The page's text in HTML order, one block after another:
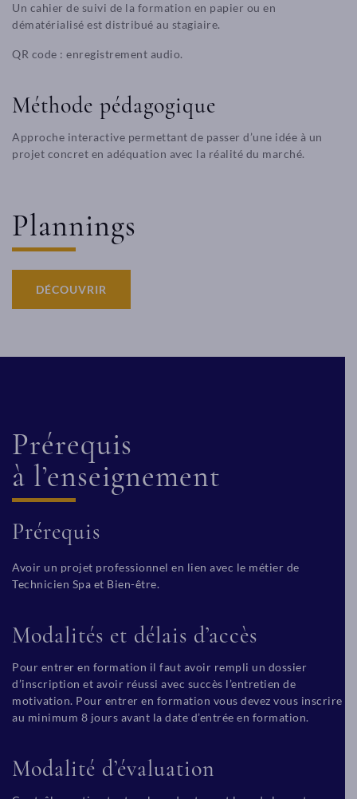
Un cahier de suivi de la formation en papier ou en
dématérialisé est distribué au stagiaire.
QR code : enregistrement audio.
Méthode pédagogique
Approche interactive permettant de passer d’une idée à un
projet concret en adéquation avec la réalité du marché.
Plannings
DÉCOUVRIR
Prérequis
à l’enseignement
Prérequis
Avoir un projet professionnel en lien avec le métier de
Technicien Spa et Bien-être.
Modalités et délais d’accès
Pour entrer en formation il faut avoir rempli un dossier
d’inscription et avoir réussi avec succès l’entretien de
motivation. Pour entrer en formation vous devez vous inscrire
au minimum 8 jours avant la date d’entrée en formation.
Modalité d’évaluation